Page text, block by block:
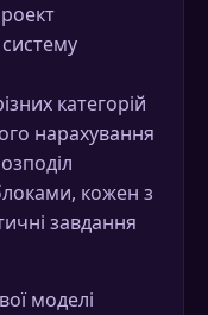
категорій
нарахування
кожен з
завдання
моделі